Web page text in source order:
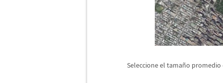
Seleccione el tamaño promedio